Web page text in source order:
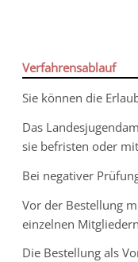
Verfahrensablauf
Sie können die
Das
sie befristen oder
Bei negativer
Vor der Bestellung
einzelnen
Die Bestellung als